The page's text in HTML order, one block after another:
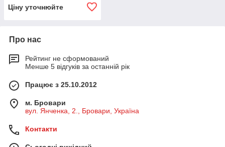
Ціну уточнюйте
Про нас
Рейтинг не сформований
Менше 5 відгуків за останній рік
Працює з 25.10.2012
м. Бровари
вул. Янченка, 2., Бровари, Україна
Контакти